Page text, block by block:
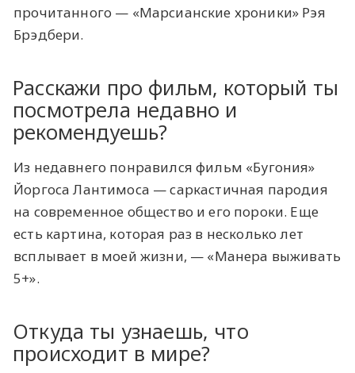
прочитанного — «Марсианские хроники» Рэя
Брэдбери.
Расскажи про фильм, который ты
посмотрела недавно и
рекомендуешь?
Из недавнего понравился фильм «Бугония»
Йоргоса Лантимоса — саркастичная пародия
на современное общество и его пороки. Еще
есть картина, которая раз в несколько лет
всплывает в моей жизни, — «Манера выживать
5+».
Откуда ты узнаешь, что
происходит в мире?